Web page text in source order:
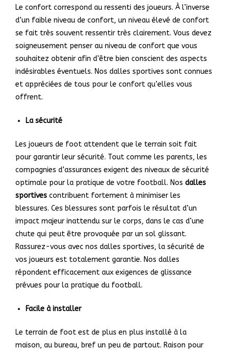
Le confort correspond au ressenti des joueurs. À l’inverse
d’un faible niveau de confort, un niveau élevé de confort
se fait très souvent ressentir très clairement. Vous devez
soigneusement penser au niveau de confort que vous
souhaitez obtenir afin d’être bien conscient des aspects
indésirables éventuels. Nos dalles sportives sont connues
et appréciées de tous pour le confort qu’elles vous
offrent.
La sécurité
Les joueurs de foot attendent que le terrain soit fait
pour garantir leur sécurité. Tout comme les parents, les
compagnies d’assurances exigent des niveaux de sécurité
optimale pour la pratique de votre football. Nos dalles
sportives contribuent fortement à minimiser les
blessures. Ces blessures sont parfois le résultat d’un
impact majeur inattendu sur le corps, dans le cas d’une
chute qui peut être provoquée par un sol glissant.
Rassurez-vous avec nos dalles sportives, la sécurité de
vos joueurs est totalement garantie. Nos dalles
répondent efficacement aux exigences de glissance
prévues pour la pratique du football.
Facile à installer
Le terrain de foot est de plus en plus installé à la
maison, au bureau, bref un peu de partout. Raison pour